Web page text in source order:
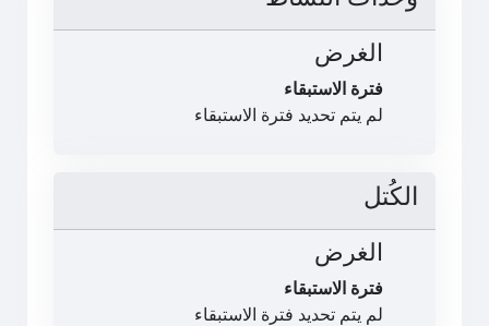
الغرض
فترة الاستبقاء
لم يتم تحديد فترة الاستبقاء
الكُتل
الغرض
فترة الاستبقاء
لم يتم تحديد فترة الاستبقاء